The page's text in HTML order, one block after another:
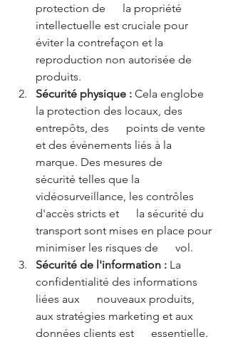
protection de      la propriété
intellectuelle est cruciale pour
éviter la contrefaçon et la
reproduction non autorisée de
produits.
Sécurité physique : Cela englobe
la protection des locaux, des
entrepôts, des      points de vente
et des événements liés à la
marque. Des mesures de
sécurité telles que la
vidéosurveillance, les contrôles
d'accès stricts et      la sécurité du
transport sont mises en place pour
minimiser les risques de      vol.
Sécurité de l'information : La
confidentialité des informations
liées aux      nouveaux produits,
aux stratégies marketing et aux
données clients est      essentielle.